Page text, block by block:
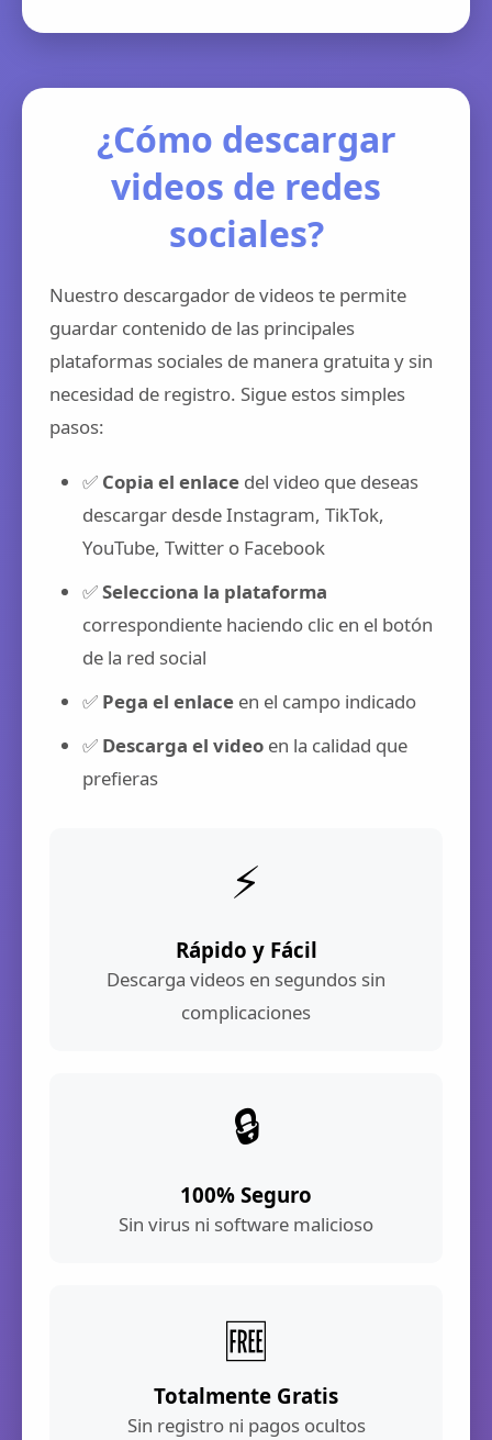
¿Cómo descargar
videos de redes
sociales?
Nuestro descargador de videos te permite
guardar contenido de las principales
plataformas sociales de manera gratuita y sin
necesidad de registro. Sigue estos simples
pasos:
✅ Copia el enlace del video que deseas
descargar desde Instagram, TikTok,
YouTube, Twitter o Facebook
✅Selecciona la plataforma
correspondiente haciendo clic en el botón
de la red social
✅ Pega el enlace en el campo indicado
✅ Descarga el video en la calidad que
prefieras
⚡
Rápido y Fácil
Descarga videos en segundos sin
complicaciones
🔒
100% Seguro
Sin virus ni software malicioso
🆓
Totalmente Gratis
Sin registro ni pagos ocultos